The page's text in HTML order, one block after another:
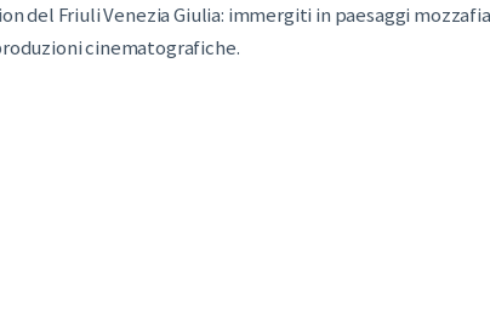
del Friuli Venezia Giulia: immergiti in paesaggi
cinematografiche.